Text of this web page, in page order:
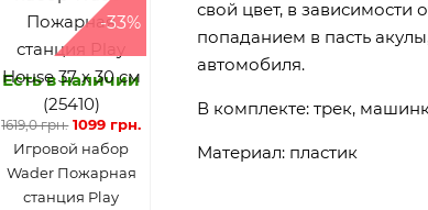
-33%
Есть в наличии
1619,0 грн. 1099 грн.
Игровой набор
Wader Пожарная
станция Play
свой цвет, в зависимости
попаданием в пасть
автомобиля.
В комплекте: трек,
Материал: пластик